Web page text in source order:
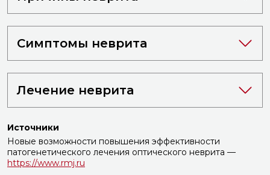
Симптомы неврита
Лечение неврита
Источники
Новые возможности повышения эффективности
патогенетического лечения оптического неврита —
https://www.rmj.ru